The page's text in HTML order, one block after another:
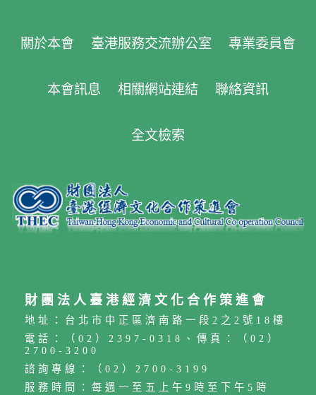
關於本會 臺港服務交流辦公室 專業委員會
本會訊息 相關網站連結 聯絡資訊
全文檢索
財團法人臺港經濟文化合作策進會
地址：台北市中正區濟南路一段2之2號18樓
電話：（02）2397-0318、傳真：（02）
2700-3200
諮詢專線：（02）2700-3199
服務時間：每週一至五上午9時至下午5時